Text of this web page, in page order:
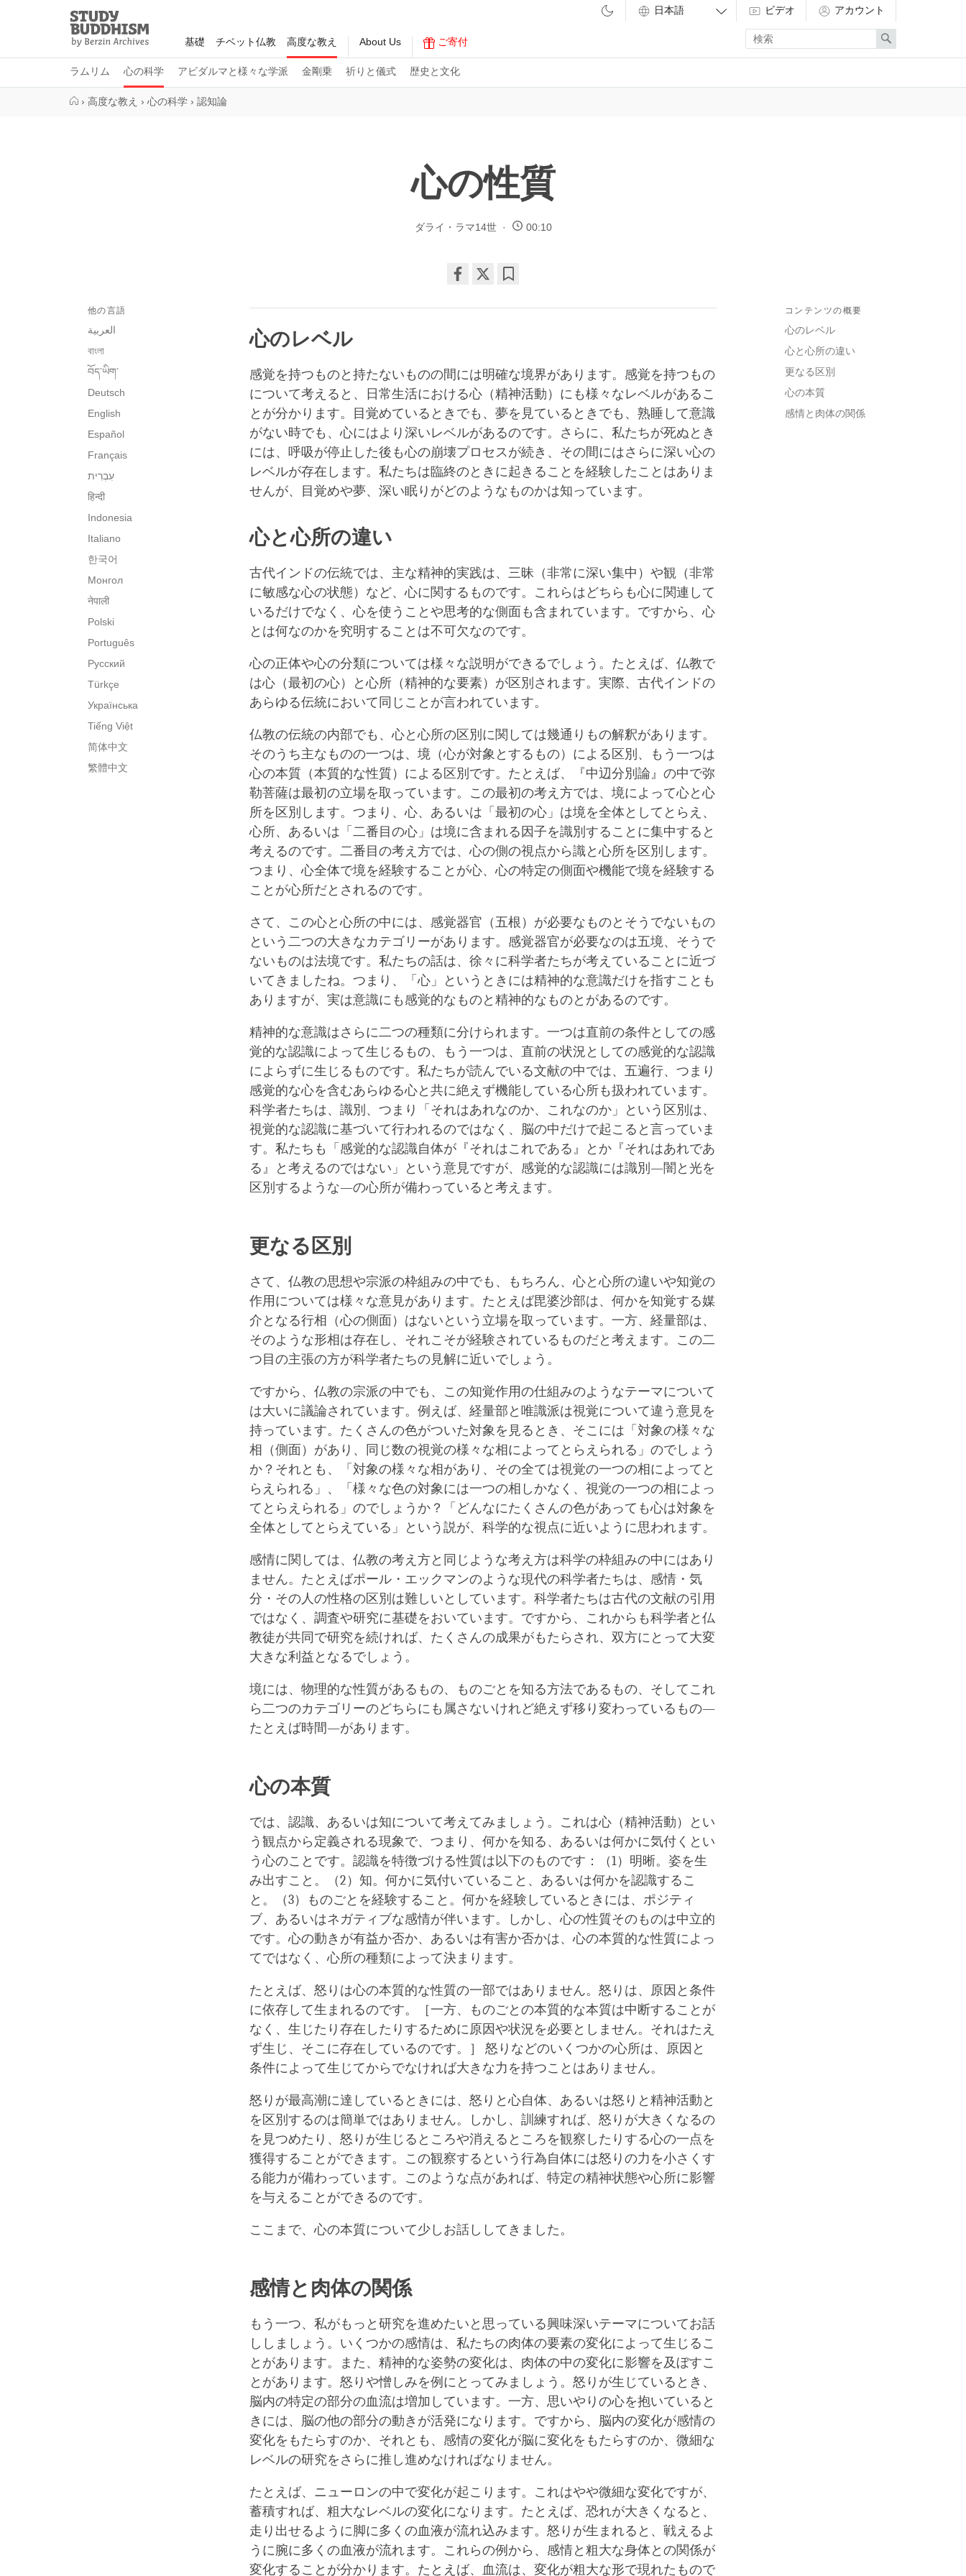
Study
Buddhism
Home
基礎 チベット仏教 高度な教え
ラムリム 心の科学 アビダルマと様々な学派 金剛乗 祈りと儀式 歴史と文化
About Us ご寄付
ビデオ アカウント
Enter
search
term
Search
› 高度な教え › 心の科学 › 認知論
心の性質
ダライ・ラマ14世 00:10
on
コンテンツの概要
心のレベル
心と心所の違い
更なる区別
心の本質
感情と肉体の関係
他の言語
العربية
বাংলা
བོད་ཡིག་
Deutsch
English
Español
Français
हिन्दी
Indonesia
Italiano
한국어
Монгол
नेपाली
Polski
Português
Русский
Türkçe
Українська
Tiếng Việt
简体中文
繁體中文
心のレベル
感覚を持つものと持たないものの間には明確な境界があります。感覚を持つもの
について考えると、日常生活における心（精神活動）にも様々なレベルがあるこ
とが分かります。目覚めているときでも、夢を見ているときでも、熟睡して意識
がない時でも、心にはより深いレベルがあるのです。さらに、私たちが死ぬとき
には、呼吸が停止した後も心の崩壊プロセスが続き、その間にはさらに深い心の
レベルが存在します。私たちは臨終のときに起きることを経験したことはありま
せんが、目覚めや夢、深い眠りがどのようなものかは知っています。
心と心所の違い
古代インドの伝統では、主な精神的実践は、三昧（非常に深い集中）や観（非常
に敏感な心の状態）など、心に関するものです。これらはどちらも心に関連して
いるだけでなく、心を使うことや思考的な側面も含まれています。ですから、心
とは何なのかを究明することは不可欠なのです。
心の正体や心の分類については様々な説明ができるでしょう。たとえば、仏教で
は心（最初の心）と心所（精神的な要素）が区別されます。実際、古代インドの
あらゆる伝統において同じことが言われています。
仏教の伝統の内部でも、心と心所の区別に関しては幾通りもの解釈があります。
そのうち主なものの一つは、境（心が対象とするもの）による区別、もう一つは
心の本質（本質的な性質）による区別です。たとえば、『中辺分別論』の中で弥
勒菩薩は最初の立場を取っています。この最初の考え方では、境によって心と心
所を区別します。つまり、心、あるいは「最初の心」は境を全体としてとらえ、
心所、あるいは「二番目の心」は境に含まれる因子を識別することに集中すると
考えるのです。二番目の考え方では、心の側の視点から識と心所を区別します。
つまり、心全体で境を経験することが心、心の特定の側面や機能で境を経験する
ことが心所だとされるのです。
さて、この心と心所の中には、感覚器官（五根）が必要なものとそうでないもの
という二つの大きなカテゴリーがあります。感覚器官が必要なのは五境、そうで
ないものは法境です。私たちの話は、徐々に科学者たちが考えていることに近づ
いてきましたね。つまり、「心」というときには精神的な意識だけを指すことも
ありますが、実は意識にも感覚的なものと精神的なものとがあるのです。
精神的な意識はさらに二つの種類に分けられます。一つは直前の条件としての感
覚的な認識によって生じるもの、もう一つは、直前の状況としての感覚的な認識
によらずに生じるものです。私たちが読んでいる文献の中では、五遍行、つまり
感覚的な心を含むあらゆる心と共に絶えず機能している心所も扱われています。
科学者たちは、識別、つまり「それはあれなのか、これなのか」という区別は、
視覚的な認識に基づいて行われるのではなく、脳の中だけで起こると言っていま
す。私たちも「感覚的な認識自体が『それはこれである』とか『それはあれであ
る』と考えるのではない」という意見ですが、感覚的な認識には識別―闇と光を
区別するような―の心所が備わっていると考えます。
更なる区別
さて、仏教の思想や宗派の枠組みの中でも、もちろん、心と心所の違いや知覚の
作用については様々な意見があります。たとえば毘婆沙部は、何かを知覚する媒
介となる行相（心の側面）はないという立場を取っています。一方、経量部は、
そのような形相は存在し、それこそが経験されているものだと考えます。この二
つ目の主張の方が科学者たちの見解に近いでしょう。
ですから、仏教の宗派の中でも、この知覚作用の仕組みのようなテーマについて
は大いに議論されています。例えば、経量部と唯識派は視覚について違う意見を
持っています。たくさんの色がついた対象を見るとき、そこには「対象の様々な
相（側面）があり、同じ数の視覚の様々な相によってとらえられる」のでしょう
か？それとも、「対象の様々な相があり、その全ては視覚の一つの相によってと
らえられる」、「様々な色の対象には一つの相しかなく、視覚の一つの相によっ
てとらえられる」のでしょうか？「どんなにたくさんの色があっても心は対象を
全体としてとらえている」という説が、科学的な視点に近いように思われます。
感情に関しては、仏教の考え方と同じような考え方は科学の枠組みの中にはあり
ません。たとえばポール・エックマンのような現代の科学者たちは、感情・気
分・その人の性格の区別は難しいとしています。科学者たちは古代の文献の引用
ではなく、調査や研究に基礎をおいています。ですから、これからも科学者と仏
教徒が共同で研究を続ければ、たくさんの成果がもたらされ、双方にとって大変
大きな利益となるでしょう。
境には、物理的な性質があるもの、ものごとを知る方法であるもの、そしてこれ
ら二つのカテゴリーのどちらにも属さないけれど絶えず移り変わっているもの―
たとえば時間―があります。
心の本質
では、認識、あるいは知について考えてみましょう。これは心（精神活動）とい
う観点から定義される現象で、つまり、何かを知る、あるいは何かに気付くとい
う心のことです。認識を特徴づける性質は以下のものです：（1）明晰。姿を生
み出すこと。（2）知。何かに気付いていること、あるいは何かを認識するこ
と。（3）ものごとを経験すること。何かを経験しているときには、ポジティ
ブ、あるいはネガティブな感情が伴います。しかし、心の性質そのものは中立的
です。心の動きが有益か否か、あるいは有害か否かは、心の本質的な性質によっ
てではなく、心所の種類によって決まります。
たとえば、怒りは心の本質的な性質の一部ではありません。怒りは、原因と条件
に依存して生まれるのです。［一方、ものごとの本質的な本質は中断することが
なく、生じたり存在したりするために原因や状況を必要としません。それはたえ
ず生じ、そこに存在しているのです。］ 怒りなどのいくつかの心所は、原因と
条件によって生じてからでなければ大きな力を持つことはありません。
怒りが最高潮に達しているときには、怒りと心自体、あるいは怒りと精神活動と
を区別するのは簡単ではありません。しかし、訓練すれば、怒りが大きくなるの
を見つめたり、怒りが生じるところや消えるところを観察したりする心の一点を
獲得することができます。この観察するという行為自体には怒りの力を小さくす
る能力が備わっています。このような点があれば、特定の精神状態や心所に影響
を与えることができるのです。
ここまで、心の本質について少しお話ししてきました。
感情と肉体の関係
もう一つ、私がもっと研究を進めたいと思っている興味深いテーマについてお話
ししましょう。いくつかの感情は、私たちの肉体の要素の変化によって生じるこ
とがあります。また、精神的な姿勢の変化は、肉体の中の変化に影響を及ぼすこ
とがあります。怒りや憎しみを例にとってみましょう。怒りが生じているとき、
脳内の特定の部分の血流は増加しています。一方、思いやりの心を抱いていると
きには、脳の他の部分の動きが活発になります。ですから、脳内の変化が感情の
変化をもたらすのか、それとも、感情の変化が脳に変化をもたらすのか、微細な
レベルの研究をさらに推し進めなければなりません。
たとえば、ニューロンの中で変化が起こります。これはやや微細な変化ですが、
蓄積すれば、粗大なレベルの変化になります。たとえば、恐れが大きくなると、
走り出せるように脚に多くの血液が流れ込みます。怒りが生まれると、戦えるよ
うに腕に多くの血液が流れます。これらの例から、感情と粗大な身体との関係が
変化することが分かります。たとえば、血流は、変化が粗大な形で現れたもので